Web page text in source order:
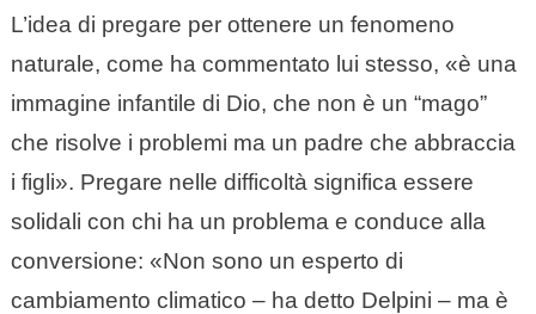
L’idea di pregare per ottenere un fenomeno
naturale, come ha commentato lui stesso, «è una
immagine infantile di Dio, che non è un “mago”
che risolve i problemi ma un padre che abbraccia
i figli». Pregare nelle difficoltà significa essere
solidali con chi ha un problema e conduce alla
conversione: «Non sono un esperto di
cambiamento climatico – ha detto Delpini – ma è